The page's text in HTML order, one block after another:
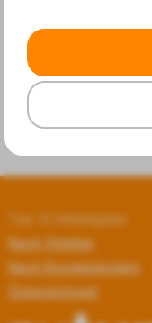
Top 10 Arbeitgeber
Nach Städten
Nach Bundesländern
Österreichweit